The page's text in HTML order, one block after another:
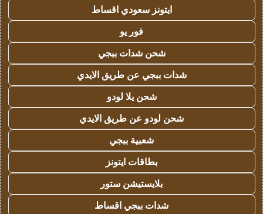
ايتونز سعودي اقساط
فور يو
شحن شدات ببجي
شدات ببجي عن طريق الايدي
شحن يلا لودو
شحن لودو عن طريق الايدي
شعبية ببجي
بطاقات ايتونز
بلايستيشن ستور
شدات ببجي اقساط